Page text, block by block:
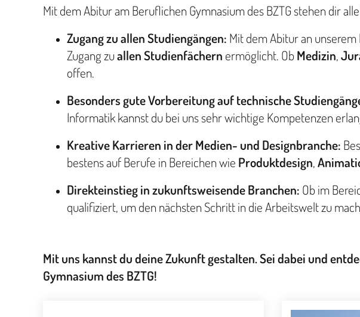
Mit dem Abitur am Beruflichen Gymnasium des BZTG stehen dir
Zugang zu allen Studiengängen: Mit dem Abitur an
Zugang zuallen Studienfächern ermöglicht. Ob Medizin,
offen.
Besonders gute Vorbereitung auf technische
Informatik kannst du bei uns sehr wichtige Kompetenzen
Kreative Karrieren in der Medien- und Designbranche:
bestens auf Berufe in Bereichen wie Produktdesign,
Direkteinstieg in zukunftsweisende Branchen: Ob im
qualifiziert, um den nächsten Schritt in die Arbeitswelt zu
Mit uns kannst du deine Zukunft gestalten. Sei dabei und
Gymnasium des BZTG!